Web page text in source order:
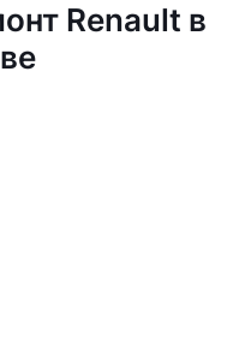
Renault в